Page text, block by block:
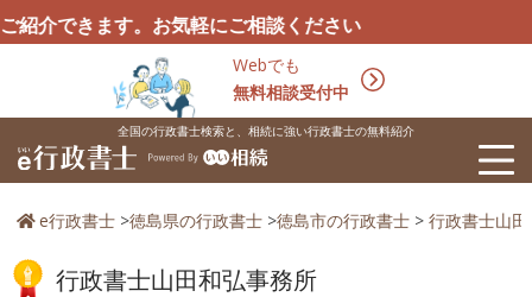
Webでも
無料相談受付中
きます。お気軽にご相談ください
全国の行政書士検索と、相続に強い行政書士の無料紹介
e行政書士>徳島県の行政書士>徳島市の行政書士> 行政書士山
行政書士山田和弘事務所